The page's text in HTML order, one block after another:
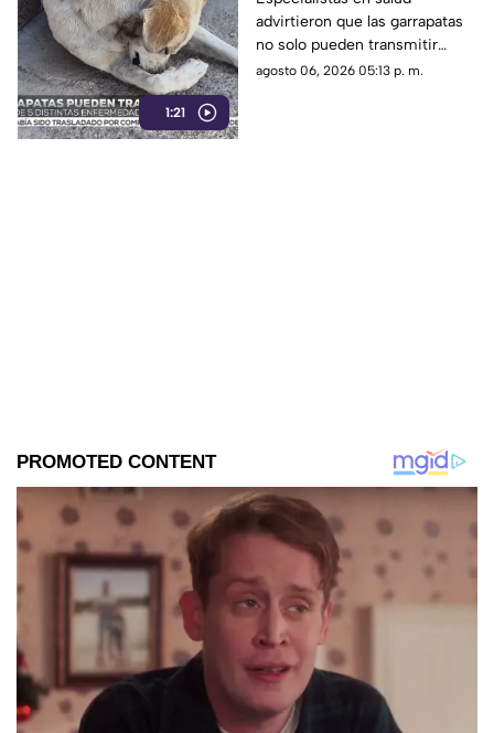
1:21
transmitidas por
garrapatas; emiten
recomendaciones
advirtieron que las garrapatas
no solo pueden transmitir
rickettsiosis.
agosto 06, 2026 05:13 p. m.